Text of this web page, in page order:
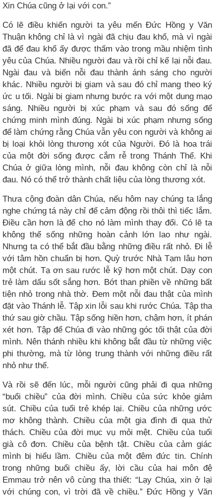
Xin Chúa cũng ở lại với con.”
Có lẽ điều khiến người ta yêu mến Đức Hồng y Văn
Thuận không chỉ là vì ngài đã chịu đau khổ, mà vì ngài
đã để đau khổ ấy được thấm vào trong mầu nhiệm tình
yêu của Chúa. Nhiều người đau và rồi chỉ kể lại nỗi đau.
Ngài đau và biến nỗi đau thành ánh sáng cho người
khác. Nhiều người bị giam và sau đó chỉ mang theo ký
ức u tối. Ngài bị giam nhưng bước ra với một dung mạo
sáng. Nhiều người bị xúc phạm và sau đó sống để
chứng minh mình đúng. Ngài bị xúc phạm nhưng sống
để làm chứng rằng Chúa vẫn yêu con người và không ai
bị loại khỏi lòng thương xót của Người. Đó là hoa trái
của một đời sống được cắm rễ trong Thánh Thể. Khi
Chúa ở giữa lòng mình, nỗi đau không còn chỉ là nỗi
đau. Nó có thể trở thành chất liệu của lòng thương xót.
Thưa cộng đoàn dân Chúa, nếu hôm nay chúng ta lắng
nghe chứng tá này chỉ để cảm động rồi thôi thì tiếc lắm.
Điều cần hơn là để cho nó làm mình thay đổi. Có lẽ ta
không thể sống những hoàn cảnh lớn lao như ngài.
Nhưng ta có thể bắt đầu bằng những điều rất nhỏ. Đi lễ
với tâm hồn chuẩn bị hơn. Quỳ trước Nhà Tạm lâu hơn
một chút. Tạ ơn sau rước lễ kỹ hơn một chút. Dạy con
trẻ làm dấu sốt sắng hơn. Bớt than phiền về những bất
tiện nhỏ trong nhà thờ. Đem một nỗi đau thật của mình
đặt vào Thánh lễ. Tập xin lỗi sau khi rước Chúa. Tập tha
thứ sau giờ chầu. Tập sống hiền hơn, chậm hơn, ít phán
xét hơn. Tập để Chúa đi vào những góc tối thật của đời
mình. Nên thánh nhiều khi không bắt đầu từ những việc
phi thường, mà từ lòng trung thành với những điều rất
nhỏ như thế.
Và rồi sẽ đến lúc, mỗi người cũng phải đi qua những
“buổi chiều” của đời mình. Chiều của sức khỏe giảm
sút. Chiều của tuổi trẻ khép lại. Chiều của những ước
mơ không thành. Chiều của một gia đình đi qua thử
thách. Chiều của đời mục vụ mỏi mệt. Chiều của tuổi
già cô đơn. Chiều của bệnh tật. Chiều của cảm giác
mình bị hiểu lầm. Chiều của một đêm đức tin. Chính
trong những buổi chiều ấy, lời cầu của hai môn đệ
Emmau trở nên vô cùng tha thiết: “Lạy Chúa, xin ở lại
với chúng con, vì trời đã về chiều.” Đức Hồng y Văn